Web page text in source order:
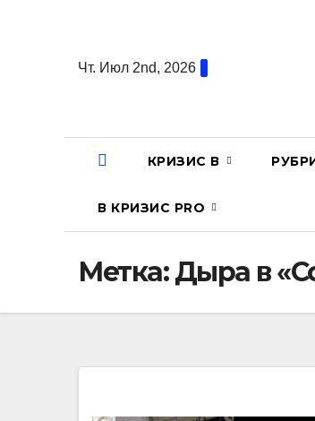
содержаниюЧт. Июл 2nd, 2026
КРИЗИС В
В КРИЗИС PRO
Метка:Дыра в